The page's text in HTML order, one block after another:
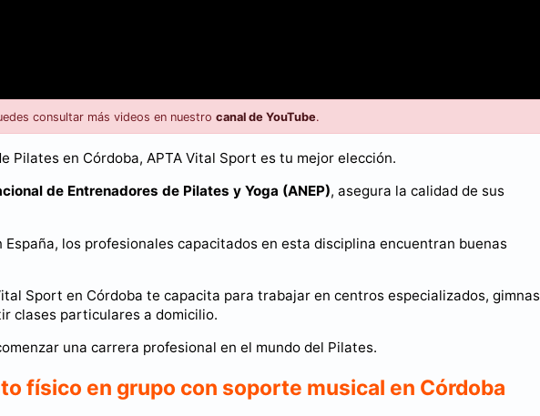
consultar más videos en nuestro canal de YouTube.
Pilates en Córdoba, APTA Vital Sport es tu mejor elección.
de Entrenadores de Pilates y Yoga (ANEP), asegura la calidad de sus
los profesionales capacitados en esta disciplina encuentran buenas
Sport en Córdoba te capacita para trabajar en centros especializados,
clases particulares a domicilio.
una carrera profesional en el mundo del Pilates.
físico en grupo con soporte musical en Córdoba